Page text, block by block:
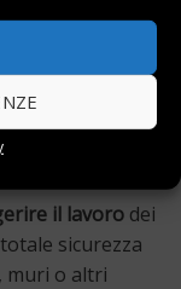
sono
con l’aria che
al
il lavoro dei
sicurezza
muri o altri